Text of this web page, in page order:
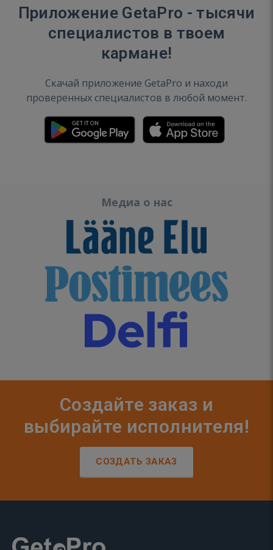
Приложение GetaPro - тысячи
специалистов в твоем
кармане!
Скачай приложение GetaPro и находи
проверенных специалистов в любой момент.
Медиа о нас
Создайте заказ и
выбирайте исполнителя!
СОЗДАТЬ ЗАКАЗ